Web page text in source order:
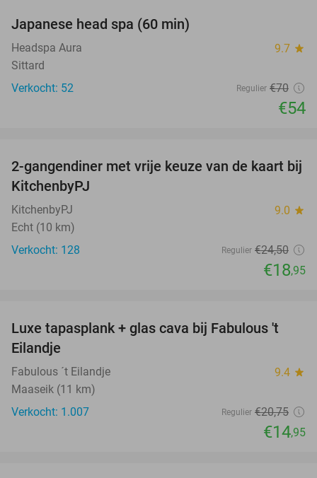
Japanese head spa (60 min)
Headspa Aura 9.7 star
Sittard
Verkocht: 52
Regulier €70
€54
23%
2-gangendiner met vrije keuze van de kaart bij
KitchenbyPJ
KitchenbyPJ 9.0 star
Echt (10 km)
Verkocht: 128
Regulier €24,50
€18,95
28%
Luxe tapasplank + glas cava bij Fabulous 't
Eilandje
Fabulous ´t Eilandje 9.4 star
Maaseik (11 km)
Verkocht: 1.007
Regulier €20,75
€14,95